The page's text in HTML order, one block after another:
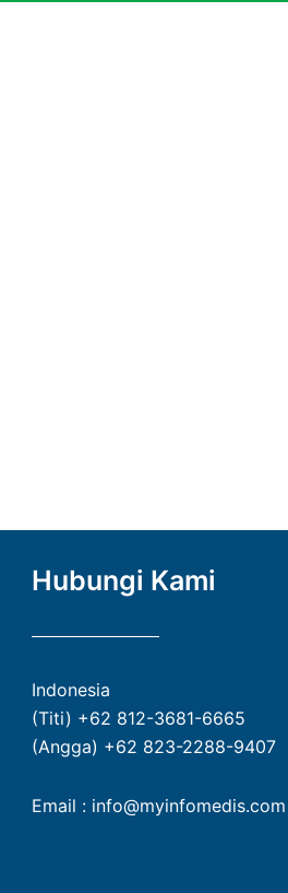
Hubungi Kami
Indonesia
(Titi) +62 812-3681-6665
(Angga) +62 823-2288-9407
Email : info@myinfomedis.com